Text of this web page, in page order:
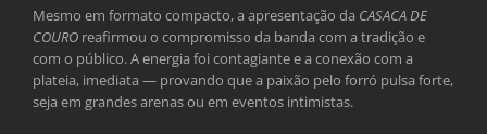
Mesmo em formato compacto, a apresentação da CASACA DE
COURO reafirmou o compromisso da banda com a tradição e
com o público. A energia foi contagiante e a conexão com a
plateia, imediata — provando que a paixão pelo forró pulsa forte,
seja em grandes arenas ou em eventos intimistas.